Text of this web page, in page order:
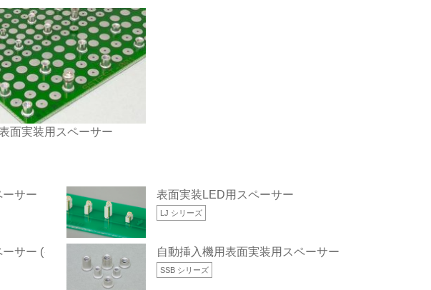
面実装用スペーサー
サー 表面実装LED用スペーサー
LJ シリーズ
サー (インチタイプ) 自動挿入機用表面実装用スペーサー
SSB シリーズ